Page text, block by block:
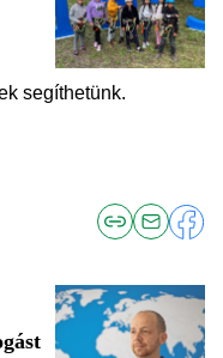
segíthetünk.